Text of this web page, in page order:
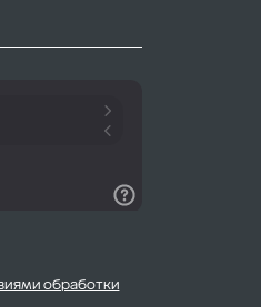
обработки